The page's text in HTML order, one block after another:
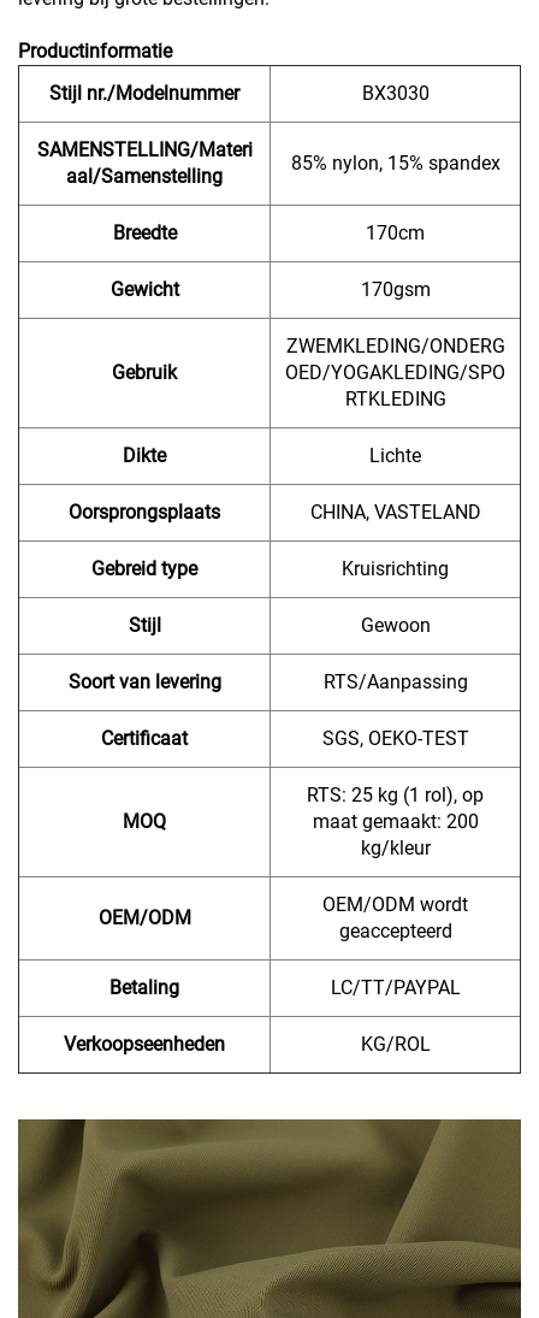
Productinformatie
Stijl nr./Modelnummer
BX3030
SAMENSTELLING/Materi
aal/Samenstelling
85% nylon, 15% spandex
Breedte 170cm
Gewicht 170gsm
Gebruik
ZWEMKLEDING/ONDERG
OED/YOGAKLEDING/SPO
RTKLEDING
Dikte Lichte
Oorsprongsplaats CHINA, VASTELAND
Gebreid type Kruisrichting
Stijl Gewoon
Soort van levering RTS/Aanpassing
Certificaat SGS, OEKO-TEST
MOQ
RTS: 25 kg (1 rol), op
maat gemaakt: 200
kg/kleur
OEM/ODM
OEM/ODM wordt
geaccepteerd
Betaling LC/TT/PAYPAL
Verkoopseenheden KG/ROL